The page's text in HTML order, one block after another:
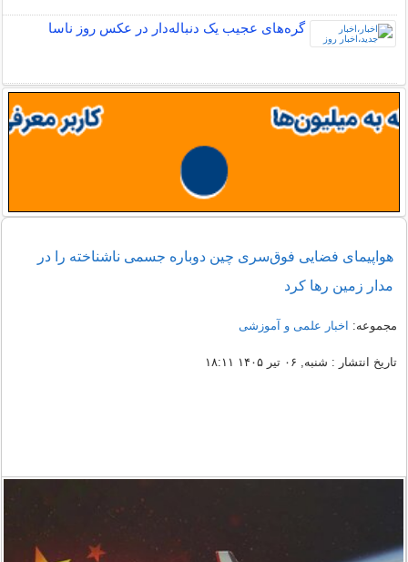
گره‌های عجیب یک دنباله‌دار در عکس روز ناسا
هواپیمای فضایی فوق‌سری چین دوباره جسمی ناشناخته را در
مدار زمین رها کرد
مجموعه: اخبار علمی و آموزشی
تاریخ انتشار : شنبه, ۰۶ تیر ۱۴۰۵ ۱۸:۱۱